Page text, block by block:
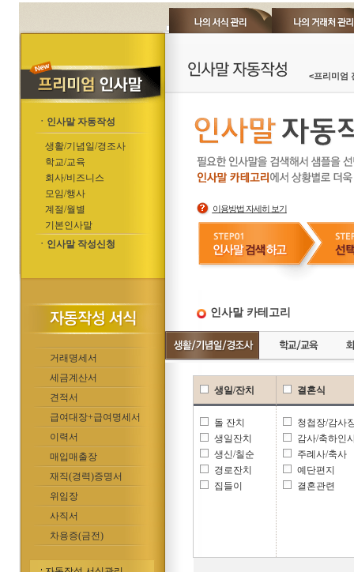
ㆍ인사말 자동작성
생활/기념일/경조사
학교/교육
회사/비즈니스
모임/행사
계절/월별
기본인사말
ㆍ인사말 작성신청
거래명세서
세금계산서
견적서
급여대장+급여명세서
이력서
매입매출장
재직(경력)증명서
위임장
사직서
차용증(금전)
<프리미엄
이용방법 자세히 보기
인사말 카테고리
생일/잔치
돌 잔치
생일잔치
생신/칠순
경로잔치
집들이
결혼식
청첩장/감사
감사/축하인
주례사/축사
예단편지
결혼관련